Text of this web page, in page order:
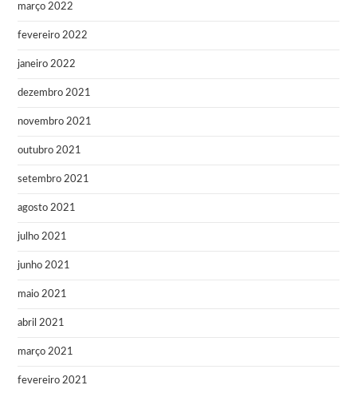
março 2022
fevereiro 2022
janeiro 2022
dezembro 2021
novembro 2021
outubro 2021
setembro 2021
agosto 2021
julho 2021
junho 2021
maio 2021
abril 2021
março 2021
fevereiro 2021